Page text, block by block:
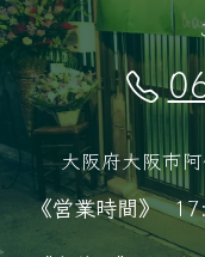
大阪府大阪市
《営業時間》